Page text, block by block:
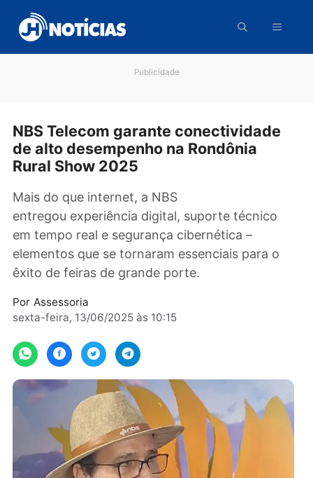
para
conteúdo
NBS Telecom garante conectividade
de alto desempenho na Rondônia
Mais do que internet, a NBS
entregou experiência digital, suporte técnico
em tempo real e segurança cibernética –
elementos que se tornaram essenciais para o
êxito de feiras de grande porte.
sexta-feira, 13/06/2025 às 10:15